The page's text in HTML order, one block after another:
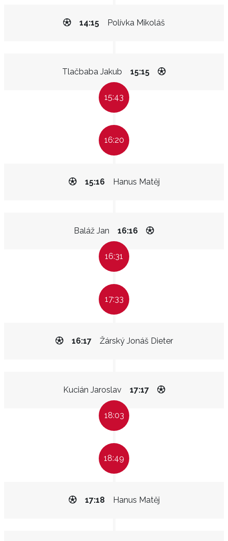
Polívka Mikoláš
14:15
Tlačbaba Jakub 15:15
15:43
16:20
Hanus Matěj
15:16
Baláž Jan 16:16
16:31
17:33
Žárský Jonáš Dieter
16:17
Kucián Jaroslav 17:17
18:03
18:49
Hanus Matěj
17:18